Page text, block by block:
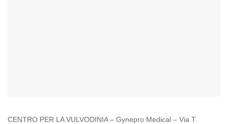
CENTRO PER LA VULVODINIA – Gynepro Medical – Via T.